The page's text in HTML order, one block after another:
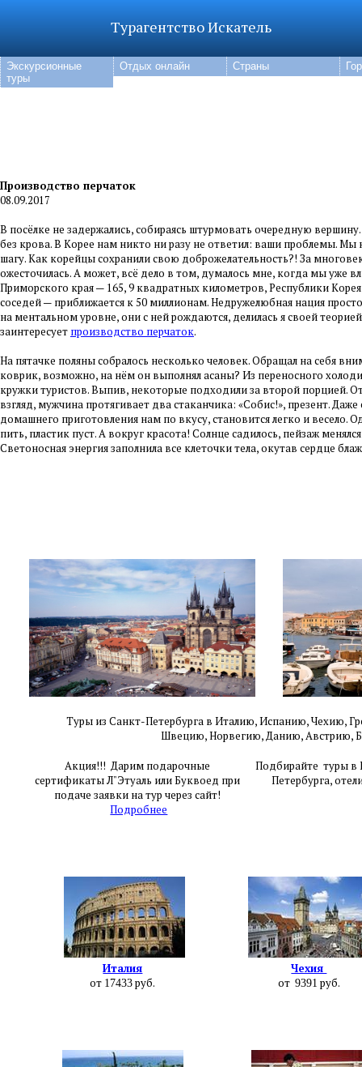
Турагентство Искатель
Экскурсионные
туры
Отдых онлайн Страны
Производство перчаток
08.09.2017
В посёлке не задержались, собираясь штурмовать очередную
без крова. В Корее нам никто ни разу не ответил: ваши проблемы.
шагу. Как корейцы сохранили свою доброжелательность?! За
ожесточилась. А может, всё дело в том, думалось мне, когда мы уже
Приморского края — 165, 9 квадратных километров, Республики
соседей — приближается к 50 миллионам. Недружелюбная нация
на ментальном уровне, они с ней рождаются, делилась я своей
заинтересует производство перчаток.
На пятачке поляны собралось несколько человек. Обращал на себя
коврик, возможно, на нём он выполнял асаны? Из переносного
кружки туристов. Выпив, некоторые подходили за второй порцией.
взгляд, мужчина протягивает два стаканчика: «Собис!», презент.
домашнего приготовления нам по вкусу, становится легко и весело.
пить, пластик пуст. А вокруг красота! Солнце садилось, пейзаж
Светоносная энергия заполнила все клеточки тела, окутав сердце
Туры из Санкт-Петербурга в Италию, Испанию, Чехию,
Швецию,Норвегию, Данию, Австрию,
Акция!!! Дарим подарочные
сертификаты Л"Этуаль или Буквоед при
подаче заявки на тур через сайт!
Подробнее
Подбирайте туры в
Петербурга,
Италия
от 17433 руб.
Чехия
от 9391 руб.